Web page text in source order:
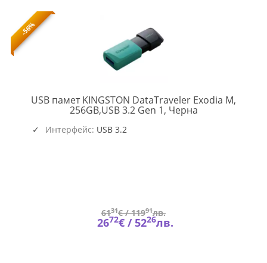
-56%
USB памет KINGSTON DataTraveler Exodia M,
256GB,USB 3.2 Gen 1, ЧернаKIN-
Интерфейс: USB 3.2
6131€ /11991лв.
2672€ / 5226лв.